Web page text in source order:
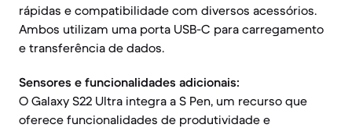
rápidas e compatibilidade com diversos acessórios.
Ambos utilizam uma porta USB-C para carregamento
e transferência de dados.
Sensores e funcionalidades adicionais:
O Galaxy S22 Ultra integra a S Pen, um recurso que
oferece funcionalidades de produtividade e